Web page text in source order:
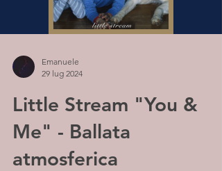
Emanuele
29 lug 2024
Little Stream "You &
Me" - Ballata
atmosferica